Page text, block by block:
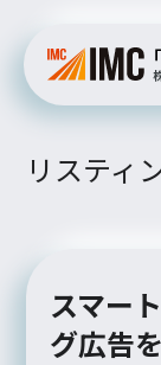
リスティ
スマー
グ広告